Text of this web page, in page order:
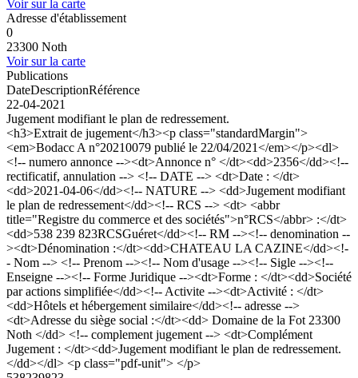
Voir sur la carte
Adresse d'établissement
0
23300 Noth
Voir sur la carte
Publications
DateDescriptionRéférence
22-04-2021
Jugement modifiant le plan de redressement.
<h3>Extrait de jugement</h3><p class="standardMargin">
<em>Bodacc A n°20210079 publié le 22/04/2021</em></p><dl>
<!-- numero annonce --><dt>Annonce n° </dt><dd>2356</dd><!--
rectificatif, annulation --> <!-- DATE --> <dt>Date : </dt>
<dd>2021-04-06</dd><!-- NATURE --> <dd>Jugement modifiant
le plan de redressement</dd><!-- RCS --> <dt> <abbr
title="Registre du commerce et des sociétés">n°RCS</abbr> :</dt>
<dd>538 239 823RCSGuéret</dd><!-- RM --><!-- denomination --
><dt>Dénomination :</dt><dd>CHATEAU LA CAZINE</dd><!-
- Nom --> <!-- Prenom --><!-- Nom d'usage --><!-- Sigle --><!--
Enseigne --><!-- Forme Juridique --><dt>Forme : </dt><dd>Société
par actions simplifiée</dd><!-- Activite --><dt>Activité : </dt>
<dd>Hôtels et hébergement similaire</dd><!-- adresse -->
<dt>Adresse du siège social :</dt><dd> Domaine de la Fot 23300
Noth </dd> <!-- complement jugement --> <dt>Complément
Jugement : </dt><dd>Jugement modifiant le plan de redressement.
</dd></dl> <p class="pdf-unit"> </p>